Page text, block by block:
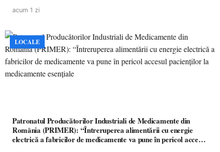
acum 1 zi
LOCALE
Patronatul Producătorilor Industriali de Medicamente din
România (PRIMER): “Întreruperea alimentării cu energie
electrică a fabricilor de medicamente va pune în pericol accesul